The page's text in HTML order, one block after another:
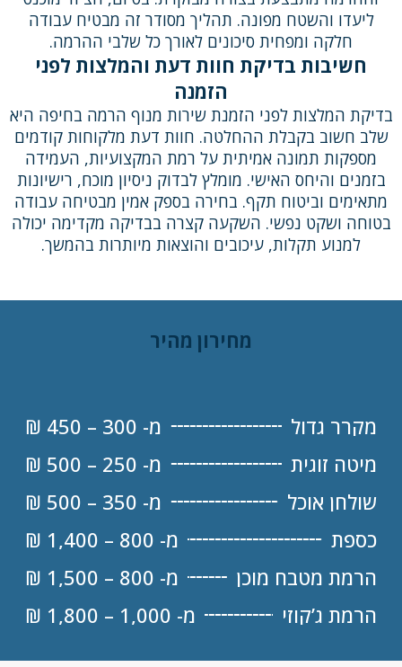
ליעדו והשטח מפונה. תהליך מסודר זה מבטיח עבודה
חלקה ומפחית סיכונים לאורך כל שלבי ההרמה.
חשיבות בדיקת חוות דעת והמלצות לפני
הזמנה
בדיקת המלצות לפני הזמנת שירות מנוף הרמה בחיפה היא
שלב חשוב בקבלת ההחלטה. חוות דעת מלקוחות קודמים
מספקות תמונה אמיתית על רמת המקצועיות, העמידה
בזמנים והיחס האישי. מומלץ לבדוק ניסיון מוכח, רישיונות
מתאימים וביטוח תקף. בחירה בספק אמין מבטיחה עבודה
בטוחה ושקט נפשי. השקעה קצרה בבדיקה מקדימה יכולה
למנוע תקלות, עיכובים והוצאות מיותרות בהמשך.
מחירון מהיר
מקרר גדול
מ- 300 – 450 ₪
מיטה זוגית
מ- 250 – 500 ₪
שולחן אוכל
מ- 350 – 500 ₪
כספת
מ- 800 – 1,400 ₪
הרמת מטבח מוכן
מ- 800 – 1,500 ₪
הרמת ג’קוזי
מ- 1,000 – 1,800 ₪